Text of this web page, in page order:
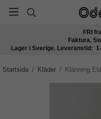
FRI
Faktura,
Lager i Sverige. Leveranstid:
Startsida / Kläder / Klänning